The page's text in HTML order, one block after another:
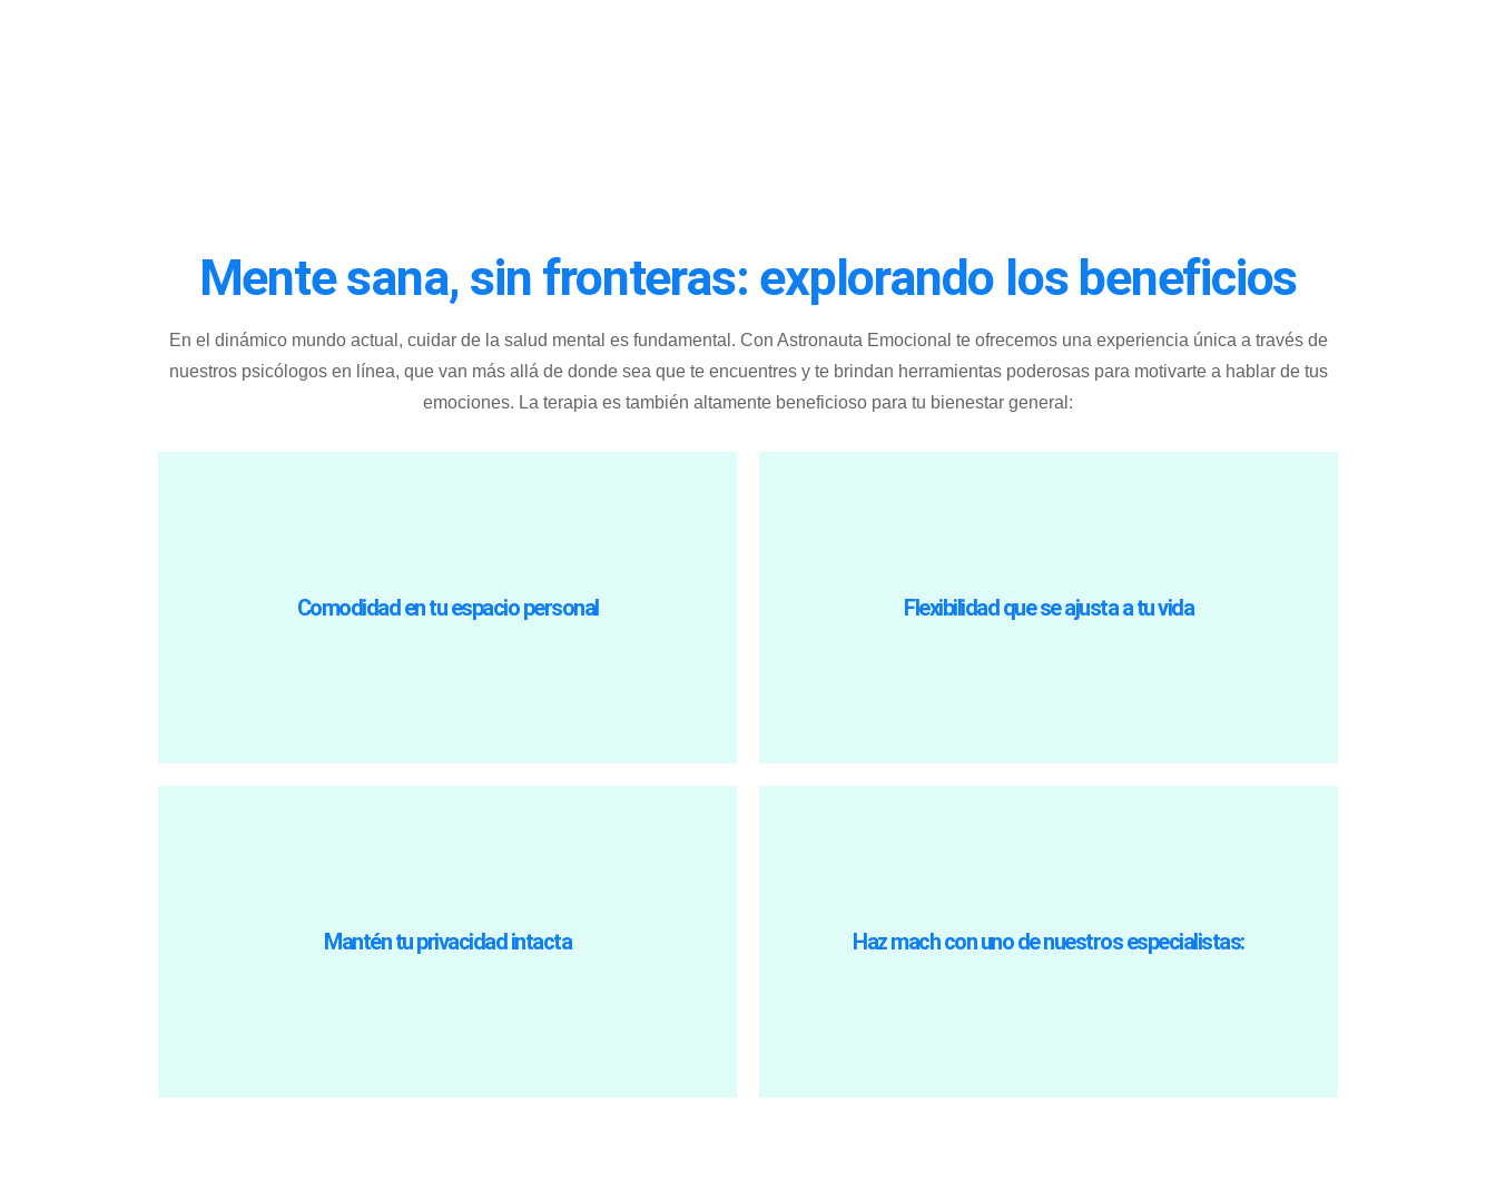
Mente sana, sin fronteras: explorando los beneficios
En el dinámico mundo actual, cuidar de la salud mental es fundamental. Con Astronauta Emocional te ofrecemos una experiencia única a través de
nuestros psicólogos en línea, que van más allá de donde sea que te encuentres y te brindan herramientas poderosas para motivarte a hablar de tus
emociones. La terapia es también altamente beneficioso para tu bienestar general:
Comodidad en tu espacio personal
Astronauta Emocional, no tienes por qué preocuparte por Flexibilidad que se ajusta a tu vida
Astronauta Emocional, puedes programar sesiones con nuestro
Mantén tu privacidad intacta
Meet están diseñadas con altos estándares de seguridad donde Haz mach con uno de nuestros especialistas:
línea está compuesto por profesionales con diversas
especialidades y enfoques terapéuticos. Esto significa que puedes